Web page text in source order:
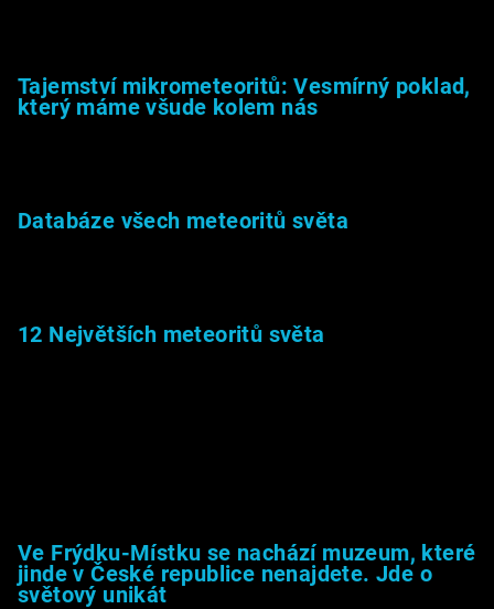
Tajemství mikrometeoritů: Vesmírný poklad,
který máme všude kolem nás
Databáze všech meteoritů světa
12 Největších meteoritů světa
Ve Frýdku-Místku se nachází muzeum, které
jinde v České republice nenajdete. Jde o
světový unikát